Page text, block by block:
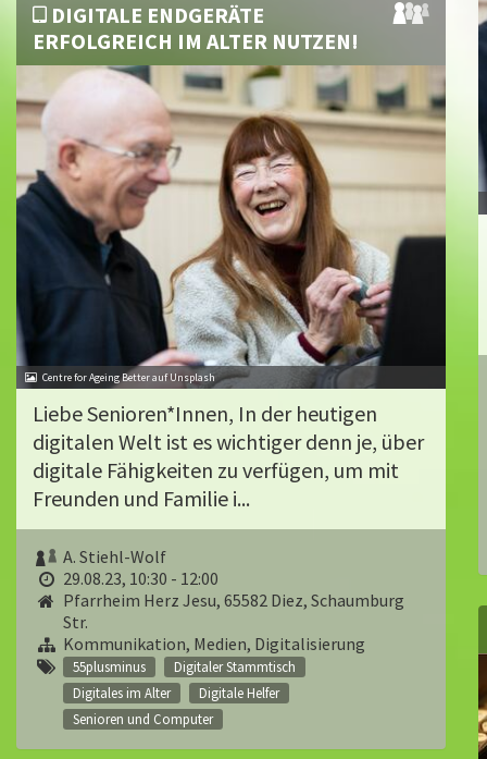
DIGITALE ENDGERÄTE
ERFOLGREICH IM ALTER NUTZEN!
Centre for Ageing Better auf Unsplash
Liebe Senioren*Innen, In der heutigen
digitalen Welt ist es wichtiger denn je, über
digitale Fähigkeiten zu verfügen, um mit
Freunden und Familie i...
A. Stiehl-Wolf
29.08.23, 10:30 - 12:00
Pfarrheim Herz Jesu, 65582 Diez, Schaumburg
Str.
Kommunikation, Medien, Digitalisierung
55plusminus
Digitaler Stammtisch
Digitales im Alter
Digitale Helfer
Senioren und Computer